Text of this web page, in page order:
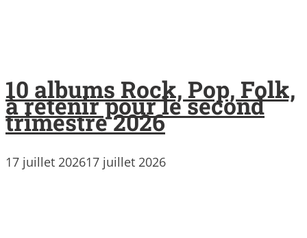
10 albums Rock, Pop, Folk,
à retenir pour le second
trimestre 2026
17 juillet 202617 juillet 2026